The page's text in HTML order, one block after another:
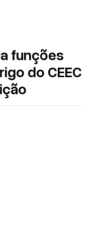
funções
do CEEC